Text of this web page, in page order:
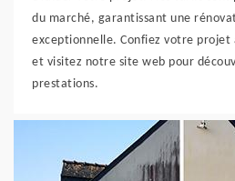
du marché, garantissant une
exceptionnelle. Confiez votre projet
et visitez notre site web pour
prestations.